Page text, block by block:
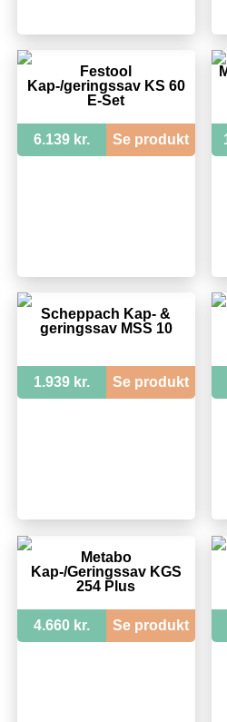
Festool
Kap-/geringssav KS 60
E-Set
6.139 kr. Se produkt
Scheppach Kap- &
geringssav MSS 10
1.939 kr. Se produkt
Metabo
Kap-/Geringssav KGS
254 Plus
4.660 kr. Se produkt